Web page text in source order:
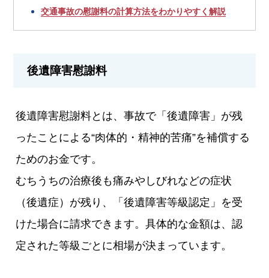
交通事故の慰謝料の計算方法をわかりやすく解説
後遺障害慰謝料
後遺障害慰謝料とは、事故で「後遺障害」が残
ったことによる“肉体的・精神的苦痛”を補償する
ためのお金です。
むちうちの治療後も痛みやしびれなどの症状
（後遺症）が残り、「後遺障害等級認定」を受
けた場合に請求できます。具体的な金額は、認
定された等級ごとに相場が決まっています。